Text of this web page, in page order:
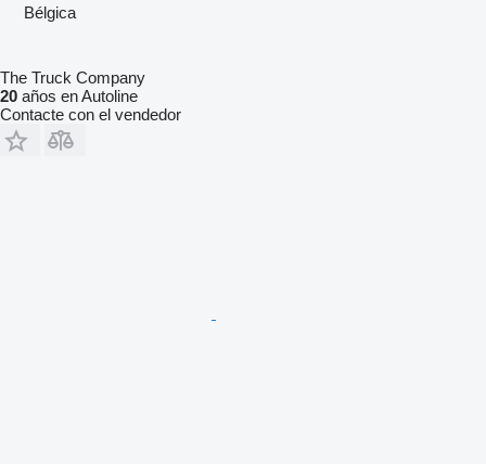
Bélgica
The Truck Company
20 años en Autoline
Contacte con el vendedor